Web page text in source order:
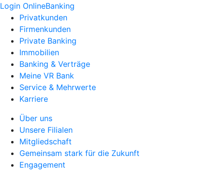
Login OnlineBanking
Privatkunden
Firmenkunden
Private Banking
Immobilien
Banking & Verträge
Meine VR Bank
Service & Mehrwerte
Karriere
Über uns
Unsere Filialen
Mitgliedschaft
Gemeinsam stark für die Zukunft
Engagement